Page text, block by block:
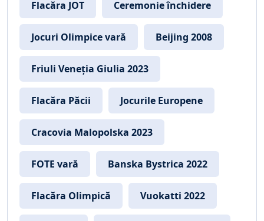
Flacăra JOT Ceremonie închidere
Jocuri Olimpice vară Beijing 2008
Friuli Veneția Giulia 2023
Flacăra Păcii Jocurile Europene
Cracovia Malopolska 2023
FOTE vară Banska Bystrica 2022
Flacăra Olimpică Vuokatti 2022